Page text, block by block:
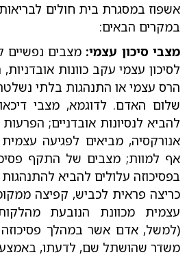
אשפוז במסגרת בית חולים
במקרים הבאים:
מצבי סיכון עצמי: מצבים נפשיים
לסיכון עצמי עקב כוונות
הרס עצמי או התנהגות בלתי
שלום האדם. לדוגמא, מצבי
להביא לנסיונות אובדניים;
אנורקסיה, מביאים לפגיעה
אף למוות; מצבים של התקף
בפסיכוזה עלולים להביא
כריצה פראית לכביש, קפיצה
עצמית מכוונת הנובעת
(למשל, אדם אשר במהלך פסיכוזה
משדר שהושתל שם, לדעתו,